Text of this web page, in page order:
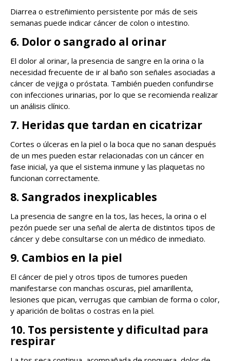
Diarrea o estreñimiento persistente por más de seis
semanas puede indicar cáncer de colon o intestino.
6. Dolor o sangrado al orinar
El dolor al orinar, la presencia de sangre en la orina o la
necesidad frecuente de ir al baño son señales asociadas a
cáncer de vejiga o próstata. También pueden confundirse
con infecciones urinarias, por lo que se recomienda realizar
un análisis clínico.
7. Heridas que tardan en cicatrizar
Cortes o úlceras en la piel o la boca que no sanan después
de un mes pueden estar relacionadas con un cáncer en
fase inicial, ya que el sistema inmune y las plaquetas no
funcionan correctamente.
8. Sangrados inexplicables
La presencia de sangre en la tos, las heces, la orina o el
pezón puede ser una señal de alerta de distintos tipos de
cáncer y debe consultarse con un médico de inmediato.
9. Cambios en la piel
El cáncer de piel y otros tipos de tumores pueden
manifestarse con manchas oscuras, piel amarillenta,
lesiones que pican, verrugas que cambian de forma o color,
y aparición de bolitas o costras en la piel.
10. Tos persistente y dificultad para
respirar